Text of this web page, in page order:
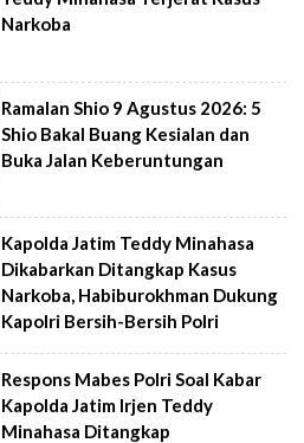
Narkoba
Ramalan Shio 9 Agustus 2026: 5
Shio Bakal Buang Kesialan dan
Buka Jalan Keberuntungan
Kapolda Jatim Teddy Minahasa
Dikabarkan Ditangkap Kasus
Narkoba, Habiburokhman Dukung
Kapolri Bersih-Bersih Polri
Respons Mabes Polri Soal Kabar
Kapolda Jatim Irjen Teddy
Minahasa Ditangkap